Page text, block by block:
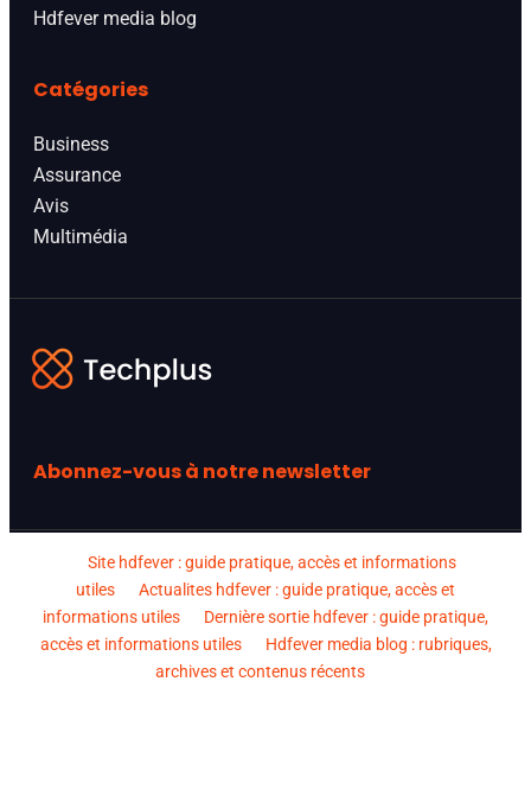
Hdfever media blog
Catégories
Business
Assurance
Avis
Multimédia
Abonnez-vous à notre newsletter
Site hdfever : guide pratique, accès et informations
utiles
Actualites hdfever : guide pratique, accès et
informations utiles
Dernière sortie hdfever : guide pratique,
accès et informations utiles
Hdfever media blog : rubriques,
archives et contenus récents